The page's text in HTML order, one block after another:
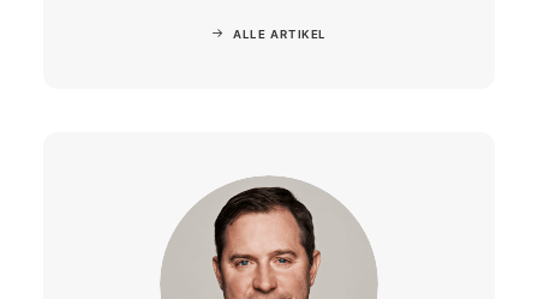
ALLE ARTIKEL